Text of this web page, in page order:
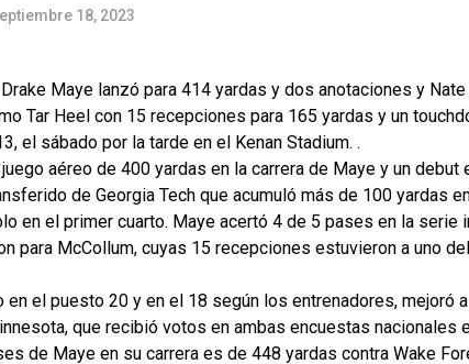
18, 2023
Drake Maye lanzó para 414 yardas y dos anotaciones y
Tar Heel con 15 recepciones para 165 yardas y un
el sábado por la tarde en el Kenan Stadium. .
aéreo de 400 yardas en la carrera de Maye y un debut
de Georgia Tech que acumuló más de 100 yardas
en el primer cuarto. Maye acertó 4 de 5 pases en la serie
para McCollum, cuyas 15 recepciones estuvieron a uno
en el puesto 20 y en el 18 según los entrenadores, mejoró
que recibió votos en ambas encuestas nacionales
de Maye en su carrera es de 448 yardas contra Wake